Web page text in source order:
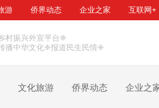
游 侨界动态 企业之家 互联网+
村振兴外宣平台❈
播中华文化❈报道民生民情❈
文化旅游 侨界动态 企业之